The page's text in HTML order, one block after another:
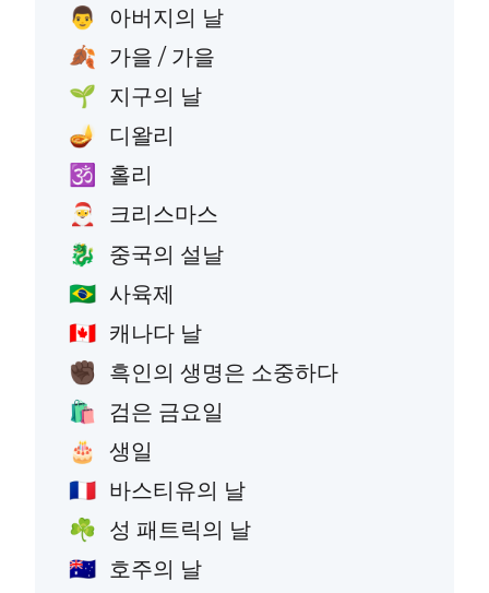
👨 아버지의 날
🍂 가을 / 가을
🌱 지구의 날
🪔 디왈리
🕉️ 홀리
🎅 크리스마스
🐉 중국의 설날
🇧🇷 사육제
🇨🇦 캐나다 날
✊🏿 흑인의 생명은 소중하다
🛍️ 검은 금요일
🎂 생일
🇫🇷 바스티유의 날
☘️ 성 패트릭의 날
🇦🇺 호주의 날